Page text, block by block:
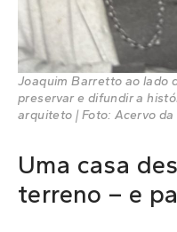
Joaquim Barretto ao lado
preservar e difundir a
arquiteto | Foto: Acervo
Uma casa
terreno – e